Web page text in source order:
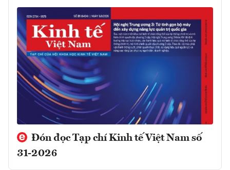
Đón đọc Tạp chí Kinh tế Việt Nam số
31-2026